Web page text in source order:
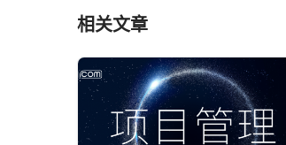
相关文章